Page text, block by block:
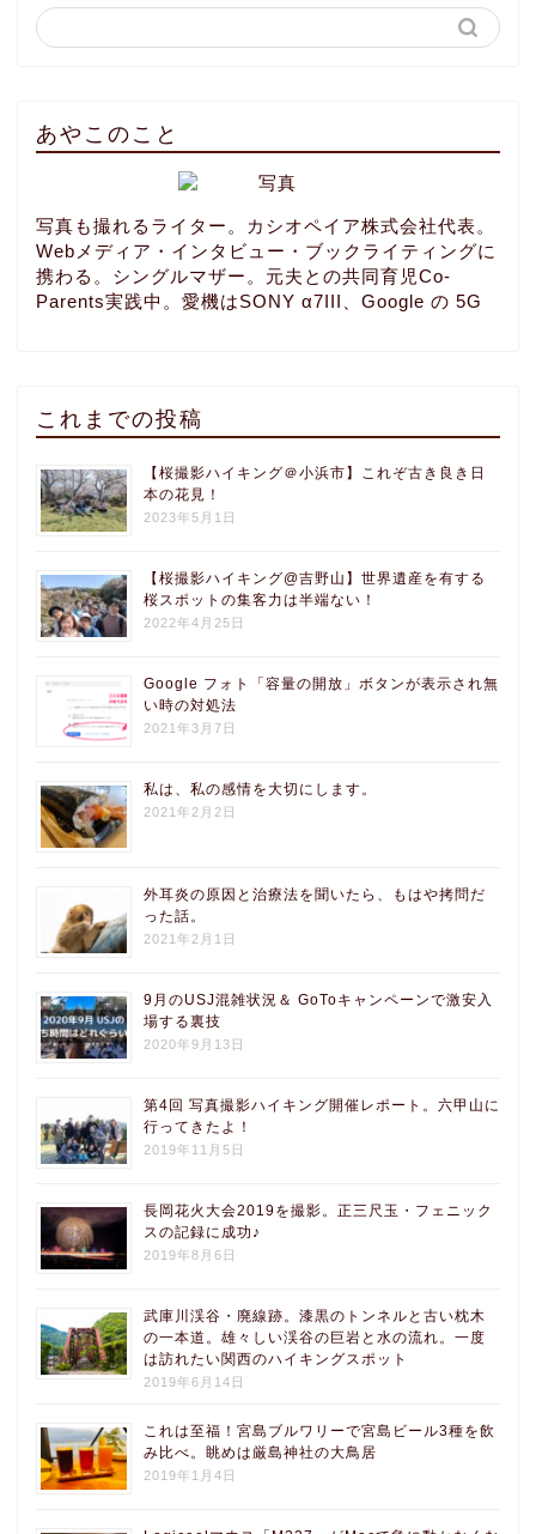
あやこのこと
写真も撮れるライター。カシオペイア株式会社代表。
Webメディア・インタビュー・ブックライティングに
携わる。シングルマザー。元夫との共同育児Co-
Parents実践中。愛機はSONY α7III、Google の 5G
これまでの投稿
【桜撮影ハイキング＠小浜市】これぞ古き良き日
本の花見！
2023年5月1日
【桜撮影ハイキング@吉野山】世界遺産を有する
桜スポットの集客力は半端ない！
2022年4月25日
Google フォト「容量の開放」ボタンが表示され無
い時の対処法
2021年3月7日
私は、私の感情を大切にします。
2021年2月2日
外耳炎の原因と治療法を聞いたら、もはや拷問だ
った話。
2021年2月1日
9月のUSJ混雑状況＆ GoToキャンペーンで激安入
場する裏技
2020年9月13日
第4回 写真撮影ハイキング開催レポート。六甲山に
行ってきたよ！
2019年11月5日
長岡花火大会2019を撮影。正三尺玉・フェニック
スの記録に成功♪
2019年8月6日
武庫川渓谷・廃線跡。漆黒のトンネルと古い枕木
の一本道。雄々しい渓谷の巨岩と水の流れ。一度
は訪れたい関西のハイキングスポット
2019年6月14日
これは至福！宮島ブルワリーで宮島ビール3種を飲
み比べ。眺めは厳島神社の大鳥居
2019年1月4日